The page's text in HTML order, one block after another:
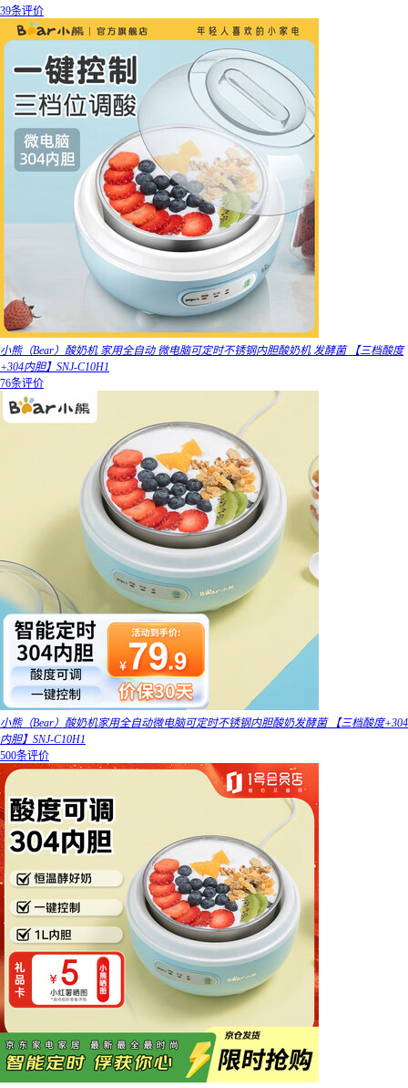
39条评价
小熊（Bear）酸奶机 家用全自动 微电脑可定时不锈钢内胆酸奶机 发酵菌 【三档酸度
+304内胆】SNJ-C10H1
76条评价
小熊（Bear）酸奶机家用全自动微电脑可定时不锈钢内胆酸奶发酵菌 【三档酸度+304
内胆】SNJ-C10H1
500条评价